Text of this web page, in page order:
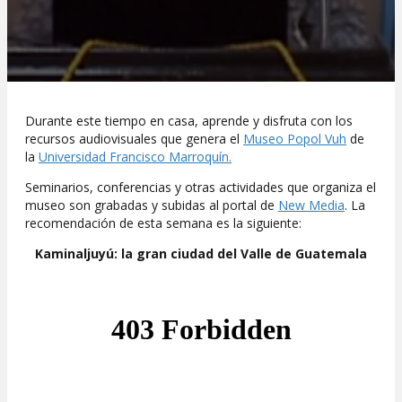
Durante este tiempo en casa, aprende y disfruta con los
recursos audiovisuales que genera el Museo Popol Vuh de
la Universidad Francisco Marroquín.
Seminarios, conferencias y otras actividades que organiza el
museo son grabadas y subidas al portal de New Media. La
recomendación de esta semana es la siguiente:
Kaminaljuyú: la gran ciudad del Valle de Guatemala